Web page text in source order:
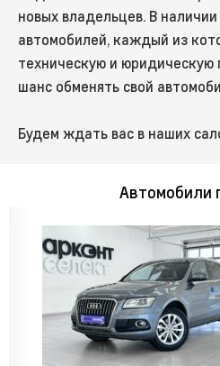
новых владельцев. В
автомобилей, каждый из
техническую и юридическую
шанс обменять свой
Будем ждать вас в наших
Автомобили